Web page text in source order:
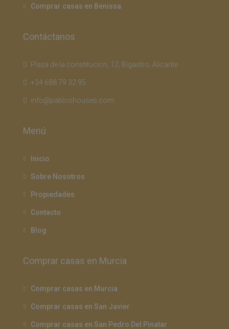
Comprar casas en Benissa
Contáctanos
Plaza de la constitucion, 12, Bigastro, Alicante
+34 688 79 32 95
info@pabloshouses.com
Menú
Inicio
Sobre Nosotros
Propiedades
Contacto
Blog
Comprar casas en Murcia
Comprar casas en Murcia
Comprar casas en San Javier
Comprar casas en San Pedro Del Pinatar